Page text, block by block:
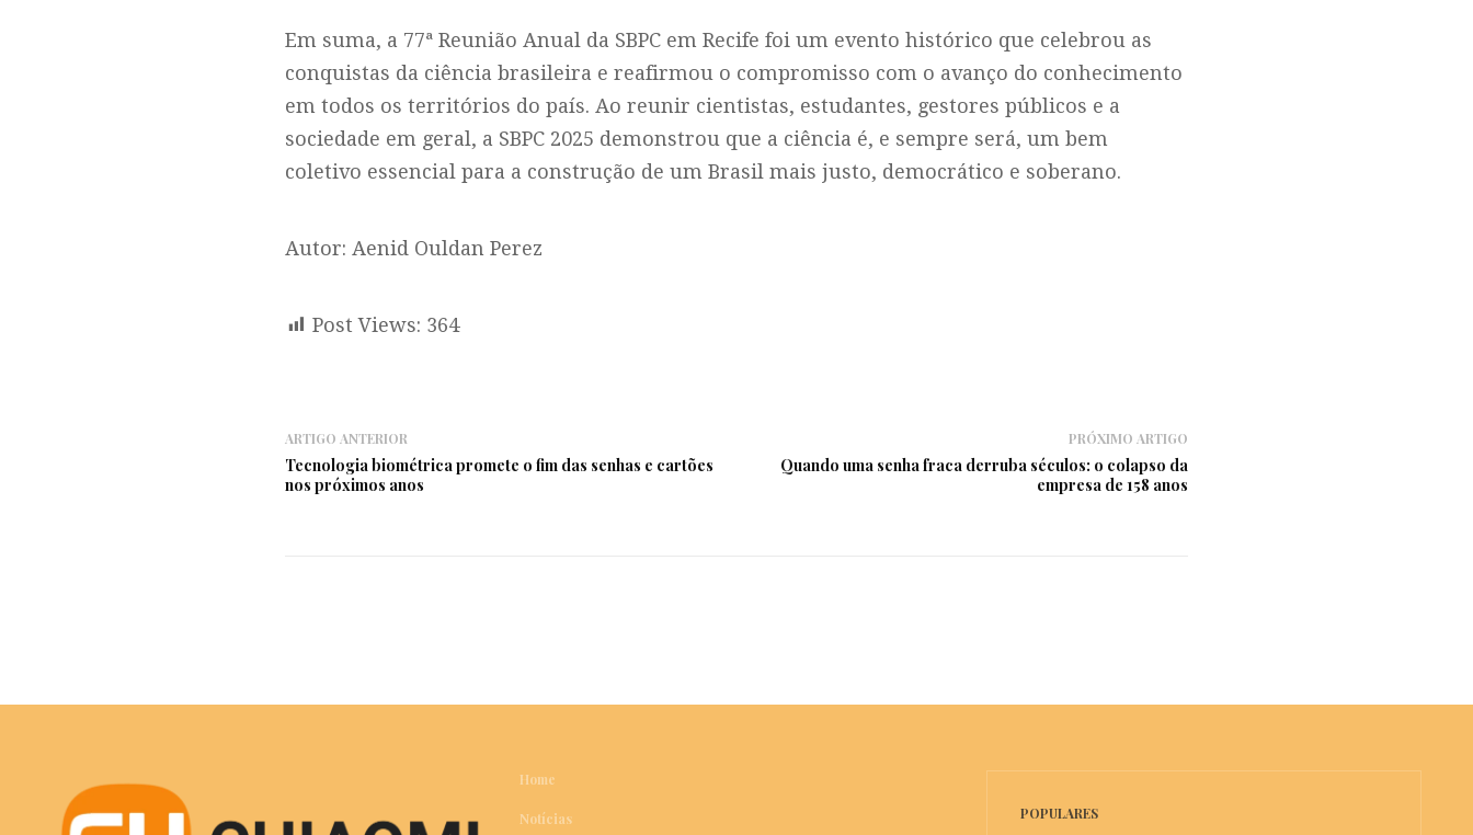
Em suma, a 77ª Reunião Anual da SBPC em Recife foi um evento histórico que celebrou as
conquistas da ciência brasileira e reafirmou o compromisso com o avanço do conhecimento
em todos os territórios do país. Ao reunir cientistas, estudantes, gestores públicos e a
sociedade em geral, a SBPC 2025 demonstrou que a ciência é, e sempre será, um bem
coletivo essencial para a construção de um Brasil mais justo, democrático e soberano.
Autor: Aenid Ouldan Perez
Post Views: 364
ARTIGO ANTERIOR
Tecnologia biométrica promete o fim das senhas e cartões
nos próximos anos
PRÓXIMO ARTIGO
Quando uma senha fraca derruba séculos: o colapso da
empresa de 158 anos
Home
Notícias POPULARES